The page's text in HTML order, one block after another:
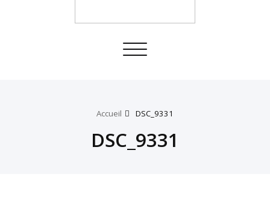
Toggle
Accueil DSC_9331
DSC_9331